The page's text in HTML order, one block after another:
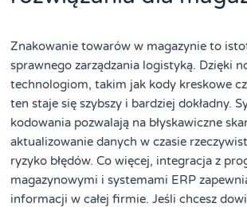
Znakowanie towarów w magazynie to
sprawnego zarządzania logistyką. Dzięki
technologiom, takim jak kody kreskowe
ten staje się szybszy i bardziej dokładny.
kodowania pozwalają na błyskawiczne
aktualizowanie danych w czasie
ryzyko błędów. Co więcej, integracja z
magazynowymi i systemami ERP
informacji w całej firmie. Jeśli chcesz